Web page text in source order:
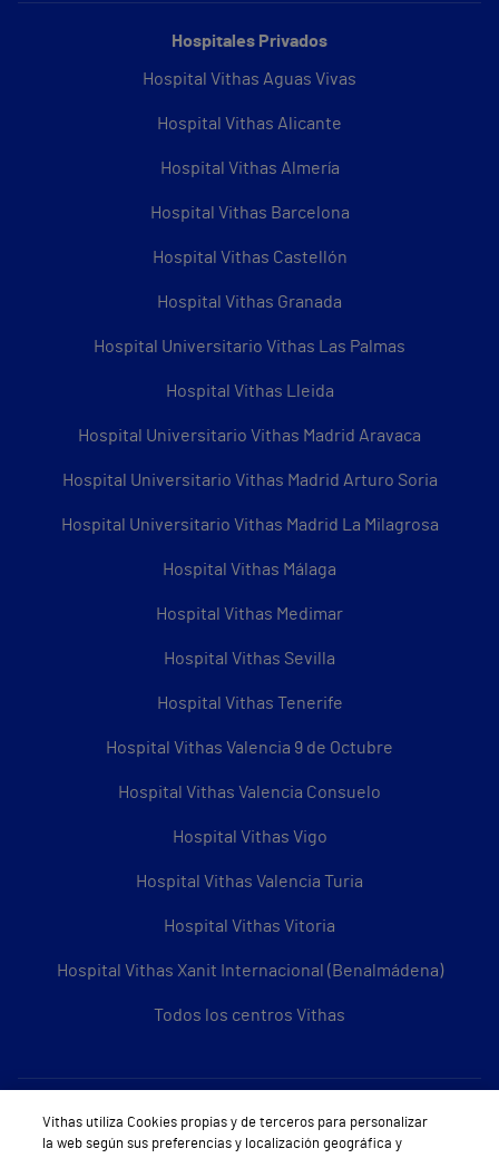
Hospitales Privados
Hospital Vithas Aguas Vivas
Hospital Vithas Alicante
Hospital Vithas Almería
Hospital Vithas Barcelona
Hospital Vithas Castellón
Hospital Vithas Granada
Hospital Universitario Vithas Las Palmas
Hospital Vithas Lleida
Hospital Universitario Vithas Madrid Aravaca
Hospital Universitario Vithas Madrid Arturo Soria
Hospital Universitario Vithas Madrid La Milagrosa
Hospital Vithas Málaga
Hospital Vithas Medimar
Hospital Vithas Sevilla
Hospital Vithas Tenerife
Hospital Vithas Valencia 9 de Octubre
Hospital Vithas Valencia Consuelo
Hospital Vithas Vigo
Hospital Vithas Valencia Turia
Hospital Vithas Vitoria
Hospital Vithas Xanit Internacional (Benalmádena)
Todos los centros Vithas
Sobre Vithas
Quiénes somos
Vithas utiliza Cookies propias y de terceros para personalizar
la web según sus preferencias y localización geográfica y